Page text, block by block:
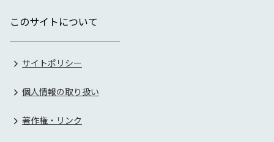
このサイトについて
サイトポリシー
個人情報の取り扱い
著作権・リンク